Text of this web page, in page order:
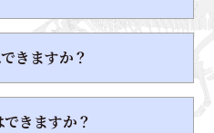
きますか？
きますか？